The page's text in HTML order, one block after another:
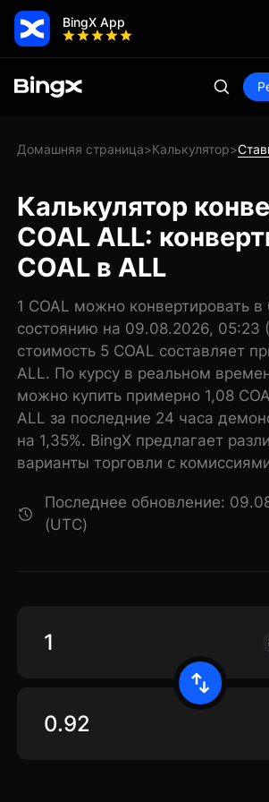
BingX App
Домашняя страница>Калькулятор>
Калькулятор
COAL ALL:
COAL в ALL
1 COAL можно конвертировать
состоянию на 09.08.2026, 05:23
стоимость 5 COAL составляет
ALL. По курсу в реальном
можно купить примерно 1,08
ALL за последние 24 часа
на 1,35%. BingX предлагает
варианты торговли с
Последнее обновление:
(UTC)